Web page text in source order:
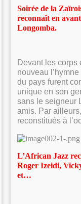
Soirée de la
reconnaît en
Longomba.
Devant les
nouveau
du pays furent
unique en son
sans le seigneur
amis. Par
reconstitués à
L’African Jazz
Roger Izeidi,
et…